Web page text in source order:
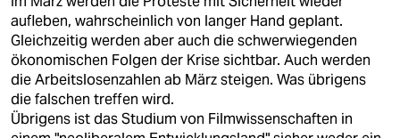
aufleben, wahrscheinlich von langer Hand geplant.
Gleichzeitig werden aber auch die schwerwiegenden
ökonomischen Folgen der Krise sichtbar. Auch werden
die Arbeitslosenzahlen ab März steigen. Was übrigens
die falschen treffen wird.
Übrigens ist das Studium von Filmwissenschaften in